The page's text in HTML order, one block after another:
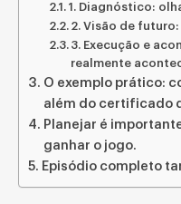
1. Diagnóstico:
2. Visão de
3. Execução e
realmente
O exemplo prático:
além do certificado
Planejar é
ganhar o jogo.
Episódio completo